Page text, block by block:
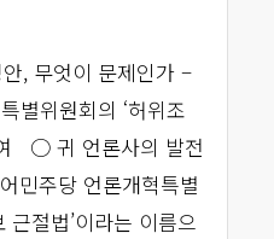
, 무엇이 문제인가 –
별위원회의 ‘허위조
○ 귀 언론사의 발전
민주당 언론개혁특별
근절법’이라는 이름으